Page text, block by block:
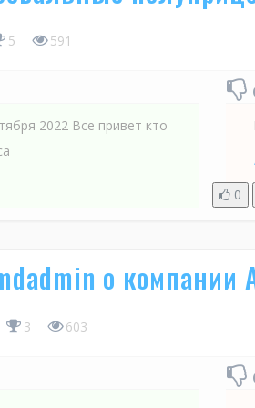
5 591
2022 Все привет кто
0
о компании
3 603